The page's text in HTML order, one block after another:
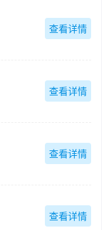
查看详情
查看详情
查看详情
查看详情